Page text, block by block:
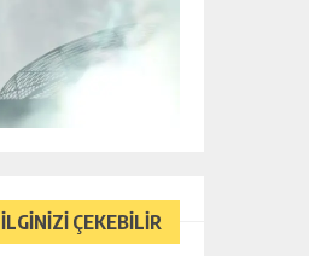
İLGİNİZİ ÇEKEBİLİR